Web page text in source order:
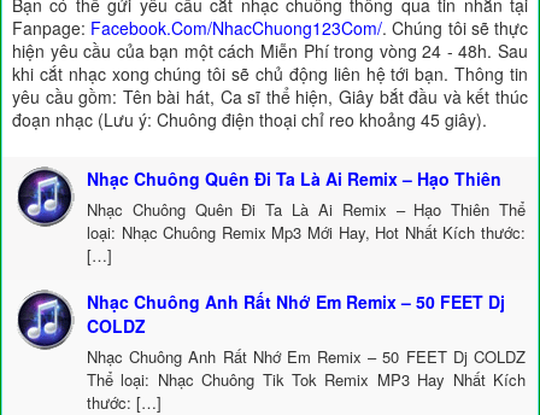
Bạn có thể gửi yêu cầu cắt nhạc chuông thông qua tin nhắn tại
Fanpage: Facebook.Com/NhacChuong123Com/. Chúng tôi sẽ thực
hiện yêu cầu của bạn một cách Miễn Phí trong vòng 24 - 48h. Sau
khi cắt nhạc xong chúng tôi sẽ chủ động liên hệ tới bạn. Thông tin
yêu cầu gồm: Tên bài hát, Ca sĩ thể hiện, Giây bắt đầu và kết thúc
đoạn nhạc (Lưu ý: Chuông điện thoại chỉ reo khoảng 45 giây).
Nhạc Chuông Quên Đi Ta Là Ai Remix – Hạo Thiên
Nhạc Chuông Quên Đi Ta Là Ai Remix – Hạo Thiên Thể
loại: Nhạc Chuông Remix Mp3 Mới Hay, Hot Nhất Kích thước:
[…]
Nhạc Chuông Anh Rất Nhớ Em Remix – 50 FEET Dj
COLDZ
Nhạc Chuông Anh Rất Nhớ Em Remix – 50 FEET Dj COLDZ
Thể loại: Nhạc Chuông Tik Tok Remix MP3 Hay Nhất Kích
thước: […]